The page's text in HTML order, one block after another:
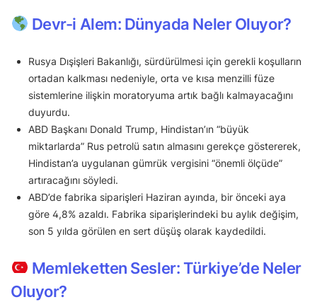
Devr-i Alem: Dünyada Neler Oluyor?
Rusya Dışişleri Bakanlığı, sürdürülmesi için gerekli koşulların
ortadan kalkması nedeniyle, orta ve kısa menzilli füze
sistemlerine ilişkin moratoryuma artık bağlı kalmayacağını
duyurdu.
ABD Başkanı Donald Trump, Hindistan’ın “büyük
miktarlarda” Rus petrolü satın almasını gerekçe göstererek,
Hindistan’a uygulanan gümrük vergisini “önemli ölçüde”
artıracağını söyledi.
ABD’de fabrika siparişleri Haziran ayında, bir önceki aya
göre 4,8% azaldı. Fabrika siparişlerindeki bu aylık değişim,
son 5 yılda görülen en sert düşüş olarak kaydedildi.
Memleketten Sesler: Türkiye’de Neler
Oluyor?